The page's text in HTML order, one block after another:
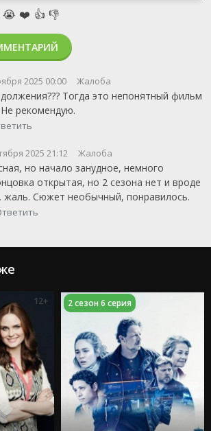
2025 00:00 Жалоба
Тогда это непонятный фильм
рекомендую.
2025 21:12 Жалоба
но начало занудное, немного
открытая, но 2 сезона нет и вроде
жаль. Сюжет необычный, понравилось.
😭 ❤️ 👍 👎
12+ 2 сезон 6 серия